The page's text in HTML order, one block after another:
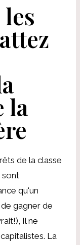
la
de la classe
sont
qu'un
gagner de
Il ne
La